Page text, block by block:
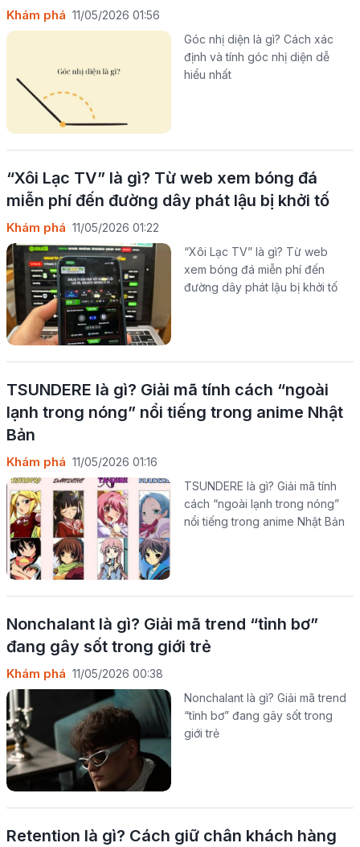
Khám phá 11/05/2026 01:56
Góc nhị diện là gì? Cách xác
định và tính góc nhị diện dễ
hiểu nhất
“Xôi Lạc TV” là gì? Từ web xem bóng đá
miễn phí đến đường dây phát lậu bị khởi tố
Khám phá 11/05/2026 01:22
“Xôi Lạc TV” là gì? Từ web
xem bóng đá miễn phí đến
đường dây phát lậu bị khởi tố
TSUNDERE là gì? Giải mã tính cách “ngoài
lạnh trong nóng” nổi tiếng trong anime Nhật
Bản
Khám phá 11/05/2026 01:16
TSUNDERE là gì? Giải mã tính
cách “ngoài lạnh trong nóng”
nổi tiếng trong anime Nhật Bản
Nonchalant là gì? Giải mã trend “tỉnh bơ”
đang gây sốt trong giới trẻ
Khám phá 11/05/2026 00:38
Nonchalant là gì? Giải mã trend
“tỉnh bơ” đang gây sốt trong
giới trẻ
Retention là gì? Cách giữ chân khách hàng